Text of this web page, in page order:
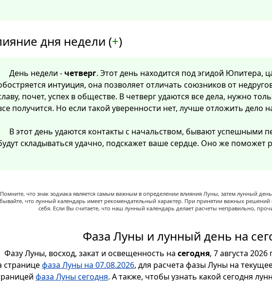
дня недели (+)
День недели - четверг. Этот день находится под эгидой Юпитера,
интуиция, она позволяет отличать союзников от
почет, успех в обществе. В четверг удаются все дела, нужно
получится. Но если такой уверенности нет, лучше отложить дело
В этот день удаются контакты с начальством, бывают успешными
складываться удачно, подскажет ваше сердце. Оно же
Помните, что знак зодиака является самым важным в определении влияния Луны, затем лунный
что лунный календарь имеет рекомендательный характер. При принятии важных решений
себя. Если Вы считаете, что наш лунный календарь делает расчеты неправильно,
Фаза Луны и лунный день на
Фазу Луны, восход, закат и освещенность на сегодня, 7 августа
страницефаза Луны на 07.08.2026, для расчета фазы Луны на
фаза Луны сегодня. А также, чтобы узнать какой сегодня